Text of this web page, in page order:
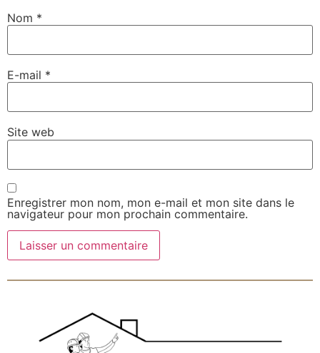
Nom *
E-mail *
Site web
Enregistrer mon nom, mon e-mail et mon site dans le
navigateur pour mon prochain commentaire.